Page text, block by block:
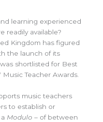
learning experienced
readily available?
Kingdom has figured
the launch of its
was shortlisted for Best
Teacher Awards.
music teachers
to establish or
Modulo – of between